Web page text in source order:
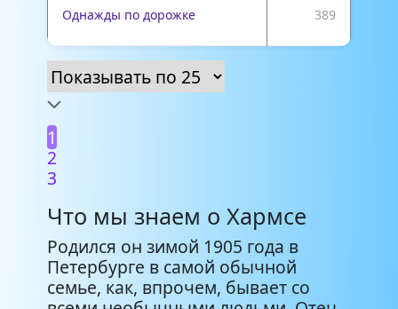
Однажды по дорожке 389
1
2
3
Что мы знаем о Хармсе
Родился он зимой 1905 года в
Петербурге в самой обычной
семье, как, впрочем, бывает со